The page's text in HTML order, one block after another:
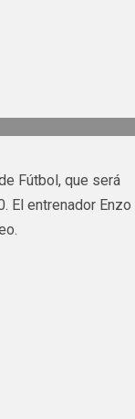
Fútbol, que será
El entrenador Enzo